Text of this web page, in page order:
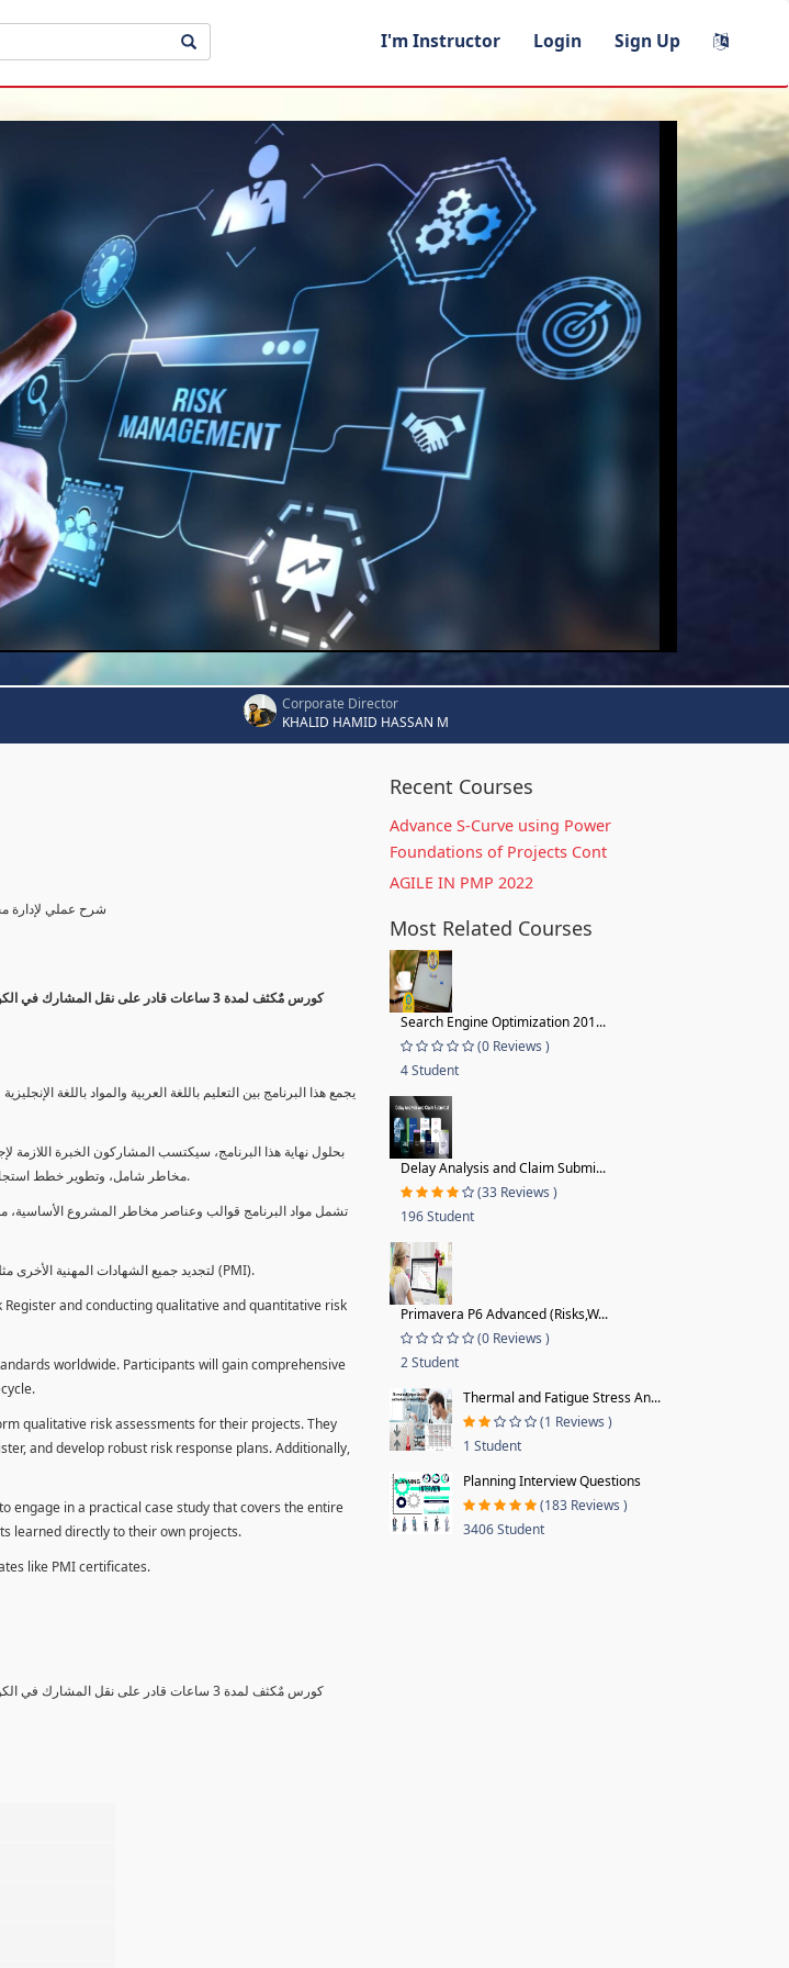
I'm Instructor Login Sign Up
Corporate Director
KHALID HAMID HASSAN M
شرح عملي لإدارة
كورس مٌكثف لمدة 3 ساعات قادر على نقل
يجمع هذا البرنامج بين التعليم باللغة العربية والمواد باللغة
بحلول نهاية هذا البرنامج، سيكتسب المشاركون الخبرة اللازمة
مخاطر شامل، وتطوير خطط استجابة للمخاطر قوية. بالإضافة إلى ذلك، سيكتسبون المهارات لتقديم تقييمات المخاطر عبر لوحة معلومات فعالة.
تشمل مواد البرنامج قوالب وعناصر مخاطر المشروع الأساسية،
يمكن للطلاب استخدام ساعات هذا البرنامج كوحدات تطوير المهنة (PDUs) لتجديد جميع الشهادات المهنية الأخرى مثل شهادات إدارة المشاريع العالمية (PMI).
and conducting qualitative and quantitative risk
worldwide. Participants will gain comprehensive
qualitative risk assessments for their projects. They
and develop robust risk response plans. Additionally,
engage in a practical case study that covers the entire
learned directly to their own projects.
like PMI certificates.
كورس مٌكثف لمدة 3 ساعات قادر على نقل
Recent Courses
Advance S-Curve using Power
Foundations of Projects Cont
AGILE IN PMP 2022
Most Related Courses
Search Engine Optimization 201...
(0 Reviews )
4 Student
Delay Analysis and Claim Submi...
(33 Reviews )
196 Student
Primavera P6 Advanced (Risks,W...
(0 Reviews )
2 Student
Thermal and Fatigue Stress An...
(1 Reviews )
1 Student
Planning Interview Questions
(183 Reviews )
3406 Student